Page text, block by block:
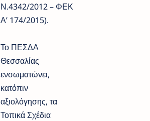
Ν.4342/2012 – ΦΕΚ
Α’ 174/2015).
Το ΠΕΣΔΑ
Θεσσαλίας
ενσωματώνει,
κατόπιν
αξιολόγησης, τα
Τοπικά Σχέδια